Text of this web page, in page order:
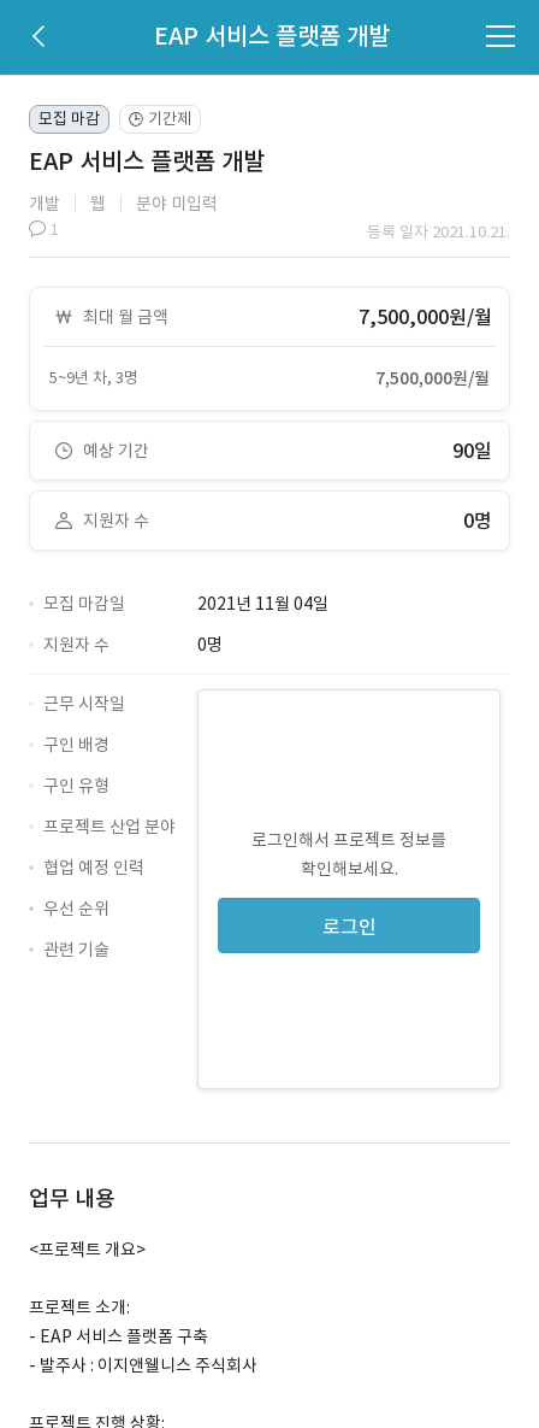
EAP 서비스 플랫폼 개발
모집 마감 🕒 기간제
EAP 서비스 플랫폼 개발
개발 웹 분야 미입력
1 등록 일자 2021.10.21.
최대 월 금액 7,500,000원/월
5~9년 차, 3명 7,500,000원/월
예상 기간 90일
지원자 수 0명
모집 마감일
2021년 11월 04일
지원자 수
0명
로그인해서 프로젝트 정보를
확인해보세요.
로그인
근무 시작일
구인 배경
구인 유형
프로젝트 산업 분야
협업 예정 인력
우선 순위
관련 기술
Java · 경력 무관
MySQL · 경력 무관
업무 내용
<프로젝트 개요>
프로젝트 소개:
- EAP 서비스 플랫폼 구축
- 발주사 : 이지앤웰니스 주식회사
프로젝트 진행 상황: